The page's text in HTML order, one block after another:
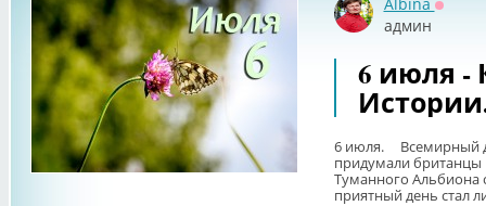
админ
6 июля -
6 июля. Всемирный
придумали британцы
Туманного Альбиона
приятный день стал